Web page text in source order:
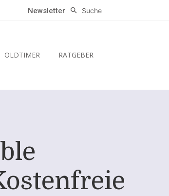
Newsletter Suche
OLDTIMER RATGEBER